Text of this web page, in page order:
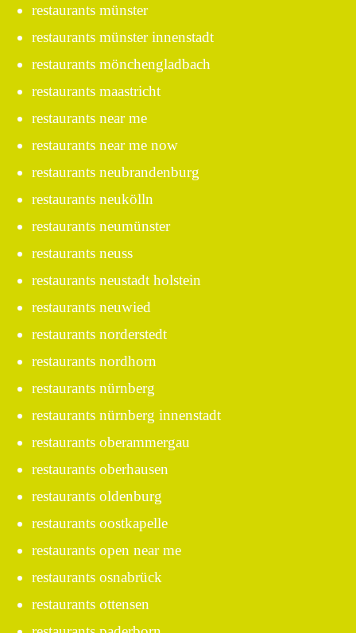
restaurants münster
restaurants münster innenstadt
restaurants mönchengladbach
restaurants maastricht
restaurants near me
restaurants near me now
restaurants neubrandenburg
restaurants neukölln
restaurants neumünster
restaurants neuss
restaurants neustadt holstein
restaurants neuwied
restaurants norderstedt
restaurants nordhorn
restaurants nürnberg
restaurants nürnberg innenstadt
restaurants oberammergau
restaurants oberhausen
restaurants oldenburg
restaurants oostkapelle
restaurants open near me
restaurants osnabrück
restaurants ottensen